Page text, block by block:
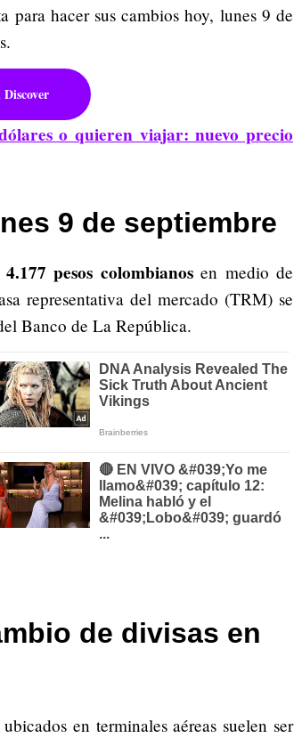
para hacer sus cambios hoy, lunes 9 de
Discover
o quieren viajar: nuevo precio
9 de septiembre
pesos colombianosen medio de
representativa del mercado (TRM) se
Banco de La República.
de divisas en
en terminales aéreas suelen ser